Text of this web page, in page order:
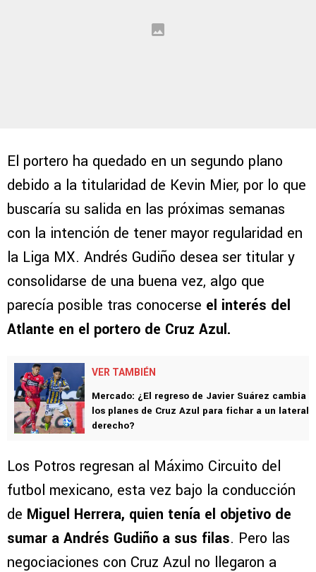
El portero ha quedado en un segundo plano
debido a la titularidad de Kevin Mier, por lo que
buscaría su salida en las próximas semanas
con la intención de tener mayor regularidad en
la Liga MX. Andrés Gudiño desea ser titular y
consolidarse de una buena vez, algo que
parecía posible tras conocerse el interés del
Atlante en el portero de Cruz Azul.
VER TAMBIÉN
Mercado: ¿El regreso de Javier Suárez cambia
los planes de Cruz Azul para fichar a un lateral
derecho?
Los Potros regresan al Máximo Circuito del
futbol mexicano, esta vez bajo la conducción
de Miguel Herrera, quien tenía el objetivo de
sumar a Andrés Gudiño a sus filas. Pero las
negociaciones con Cruz Azul no llegaron a